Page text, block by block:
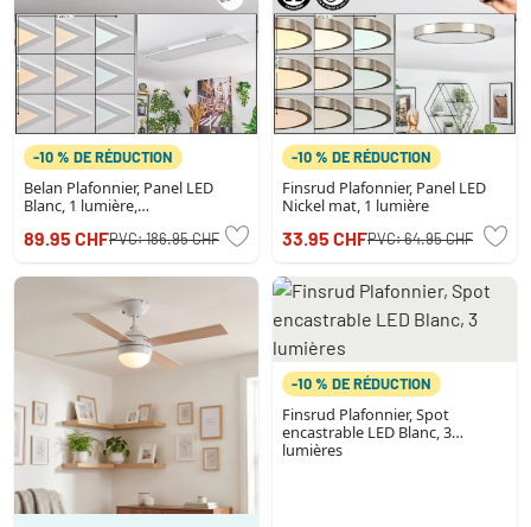
-10 % DE RÉDUCTION
Belan Plafonnier, Panel LED
Blanc, 1 lumière,
89.95 CHFPVC:186.95 CHF
-10 % DE RÉDUCTION
Finsrud Plafonnier, Panel LED
Nickel mat, 1 lumière
33.95 CHFPVC:64.95 CHF
-10 % DE RÉDUCTION
Finsrud Plafonnier, Spot
encastrable LED Blanc, 3
lumières